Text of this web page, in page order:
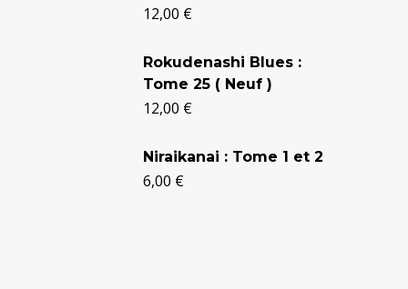
12,00 €
Rokudenashi Blues :
Tome 25 ( Neuf )
12,00 €
Niraikanai : Tome 1 et 2
6,00 €